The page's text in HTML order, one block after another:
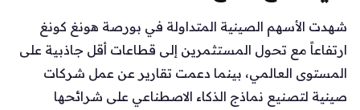
شهدت الأسهم الصينية المتداولة في بورصة هونغ كونغ
ارتفاعاً مع تحول المستثمرين إلى قطاعات أقل جاذبية على
المستوى العالمي، بينما دعمت تقارير عن عمل شركات
صينية لتصنيع نماذج الذكاء الاصطناعي على شرائحها